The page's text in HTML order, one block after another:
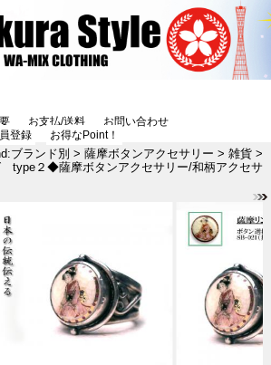
お支払/送料
お問い合わせ
登録 お得なPoint！
ブランド別 > 薩摩ボタンアクセサリー > 雑貨 >
type２◆薩摩ボタンアクセサリー/和柄アクセサ